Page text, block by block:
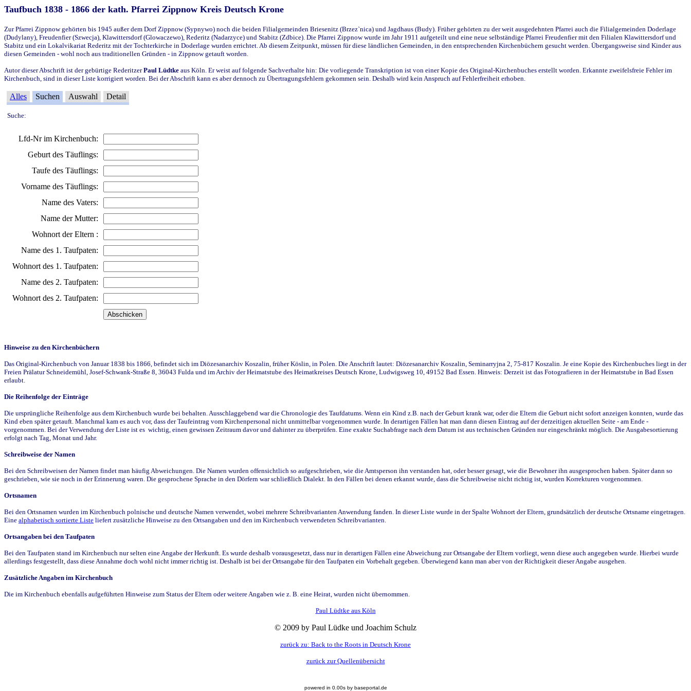
Taufbuch 1838 - 1866 der kath. Pfarrei Zippnow Kreis Deutsch Krone
Zur Pfarrei Zippnow gehörten bis 1945 außer dem Dorf Zippnow (Sypnywo) noch die beiden Filialgemeinden Briesenitz (Brzez`nica) und Jagdhaus (Budy). Früher gehörten zu der weit ausgedehnten Pfarrei auch die Filialgemeinden Doderlage
(Dudylany), Freudenfier (Szwecja), Klawittersdorf (Glowaczewo), Rederitz (Nadarzyce) und Stabitz (Zdbice). Die Pfarrei Zippnow wurde im Jahr 1911 aufgeteilt und eine neue selbständige Pfarrei Freudenfier mit den Filialen Klawittersdorf und
Stabitz und ein Lokalvikariat Rederitz mit der Tochterkirche in Doderlage wurden errichtet. Ab diesem Zeitpunkt, müssen für diese ländlichen Gemeinden, in den entsprechenden Kirchenbüchern gesucht werden. Übergangsweise sind Kinder aus
diesen Gemeinden - wohl noch aus traditionellen Gründen - in Zippnow getauft worden.
Autor dieser Abschrift ist der gebürtige RederitzerPaul Lüdtke aus Köln. Er weist auf folgende Sachverhalte hin: Die vorliegende Transkription ist von einer Kopie des Original-Kirchenbuches erstellt worden. Erkannte zweifelsfreie Fehler im
Kirchenbuch, sind in dieser Liste korrigiert worden. Bei der Abschrift kann es aber dennoch zu Übertragungsfehlern gekommen sein. Deshalb wird kein Anspruch auf Fehlerfreiheit erhoben.
Alles Suchen Auswahl Detail
Suche:
Lfd-Nr im Kirchenbuch:
Geburt des Täuflings:
Taufe des Täuflings:
Vorname des Täuflings:
Name des Vaters:
Name der Mutter:
Wohnort der Eltern :
Name des 1. Taufpaten:
Wohnort des 1. Taufpaten:
Name des 2. Taufpaten:
Wohnort des 2. Taufpaten:
Hinweise zu den Kirchenbüchern
Das Original-Kirchenbuch von Januar 1838 bis 1866, befindet sich im Diözesanarchiv Koszalin, früher Köslin, in Polen. Die Anschrift lautet: Diözesanarchiv Koszalin, Seminarryjna 2, 75-817 Koszalin. Je eine Kopie des Kirchenbuches liegt in der
Freien Prälatur Schneidemühl, Josef-Schwank-Straße 8, 36043 Fulda und im Archiv der Heimatstube des Heimatkreises Deutsch Krone, Ludwigsweg 10, 49152 Bad Essen. Hinweis: Derzeit ist das Fotografieren in der Heimatstube in Bad Essen
erlaubt.
Die Reihenfolge der Einträge
Die ursprüngliche Reihenfolge aus dem Kirchenbuch wurde bei behalten. Ausschlaggebend war die Chronologie des Taufdatums. Wenn ein Kind z.B. nach der Geburt krank war, oder die Eltern die Geburt nicht sofort anzeigen konnten, wurde das
Kind eben später getauft. Manchmal kam es auch vor, dass der Taufeintrag vom Kirchenpersonal nicht unmittelbar vorgenommen wurde. In derartigen Fällen hat man dann diesen Eintrag auf der derzeitigen aktuellen Seite - am Ende -
vorgenommen. Bei der Verwendung der Liste ist es wichtig, einen gewissen Zeitraum davor und dahinter zu überprüfen. Eine exakte Suchabfrage nach dem Datum ist aus technischen Gründen nur eingeschränkt möglich. Die Ausgabesortierung
erfolgt nach Tag, Monat und Jahr.
Schreibweise der Namen
Bei den Schreibweisen der Namen findet man häufig Abweichungen. Die Namen wurden offensichtlich so aufgeschrieben, wie die Amtsperson ihn verstanden hat, oder besser gesagt, wie die Bewohner ihn ausgesprochen haben. Später dann so
geschrieben, wie sie noch in der Erinnerung waren. Die gesprochene Sprache in den Dörfern war schließlich Dialekt. In den Fällen bei denen erkannt wurde, dass die Schreibweise nicht richtig ist, wurden Korrekturen vorgenommen.
Ortsnamen
Bei den Ortsnamen wurden im Kirchenbuch polnische und deutsche Namen verwendet, wobei mehrere Schreibvarianten Anwendung fanden. In dieser Liste wurde in der Spalte Wohnort der Eltern, grundsätzlich der deutsche Ortsname eingetragen.
Eine alphabetisch sortierte Liste liefert zusätzliche Hinweise zu den Ortsangaben und den im Kirchenbuch verwendeten Schreibvarianten.
Ortsangaben bei den Taufpaten
Bei den Taufpaten stand im Kirchenbuch nur selten eine Angabe der Herkunft. Es wurde deshalb vorausgesetzt, dass nur in derartigen Fällen eine Abweichung zur Ortsangabe der Eltern vorliegt, wenn diese auch angegeben wurde. Hierbei wurde
allerdings festgestellt, dass diese Annahme doch wohl nicht immer richtig ist. Deshalb ist bei der Ortsangabe für den Taufpaten ein Vorbehalt gegeben. Überwiegend kann man aber von der Richtigkeit dieser Angabe ausgehen.
Zusätzliche Angaben im Kirchenbuch
Die im Kirchenbuch ebenfalls aufgeführten Hinweise zum Status der Eltern oder weitere Angaben wie z. B. eine Heirat, wurden nicht übernommen.
Paul Lüdtke aus Köln
© 2009 by Paul Lüdke und Joachim Schulz
zurück zu: Back to the Roots in Deutsch Krone
zurück zur Quellenübersicht
powered in 0.00s by baseportal.de